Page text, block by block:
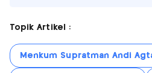
Topik Artikel :
Menkum Supratman Andi